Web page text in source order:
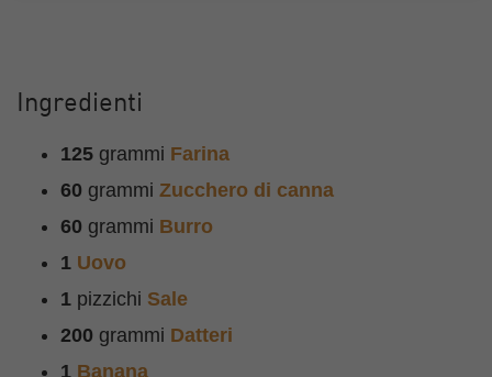
Ingredienti
125 grammi Farina
60 grammi Zucchero di canna
60 grammi Burro
1 Uovo
1 pizzichi Sale
200 grammi Datteri
1 Banana